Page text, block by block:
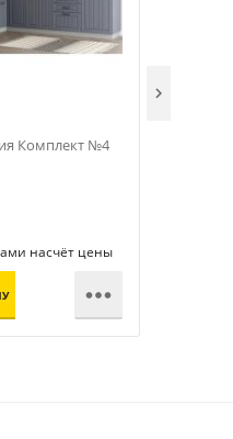
Комплект №4
насчёт цены

